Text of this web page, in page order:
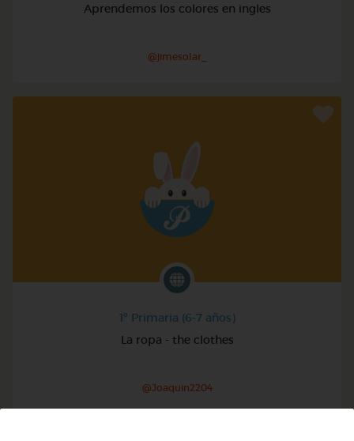
Aprendemos los colores en ingles
@jimesolar_
1º Primaria (6-7 años)
La ropa - the clothes
@Joaquin2204